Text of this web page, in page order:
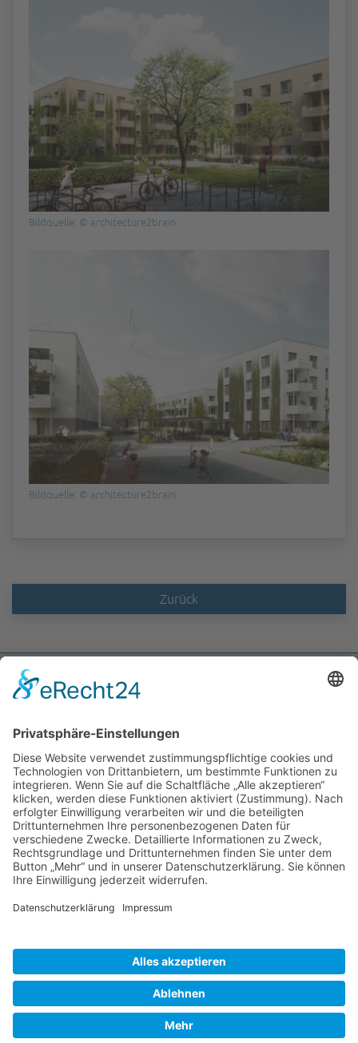
Bildquelle: © architecture2brain
Bildquelle: © architecture2brain
Zurück
ABIT Ingenieure Dr. Trautmann GmbH
Marlene-Dietrich-Allee 14A
14482 Potsdam
+49 331 231 832 00
info@abit-ingenieure.de
LinkedIn